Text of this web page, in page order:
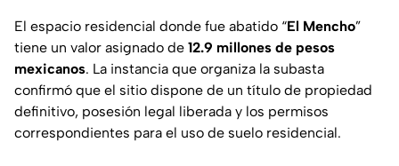
El espacio residencial donde fue abatido “El Mencho”
tiene un valor asignado de 12.9 millones de pesos
mexicanos. La instancia que organiza la subasta
confirmó que el sitio dispone de un título de propiedad
definitivo, posesión legal liberada y los permisos
correspondientes para el uso de suelo residencial.